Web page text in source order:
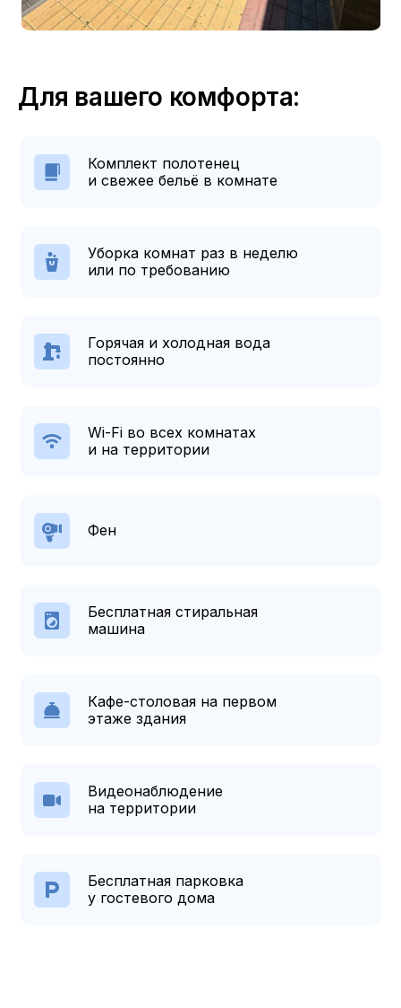
Для вашего комфорта:
Бесплатная парковка
у гостевого дома
Бесплатная стиральная
машина
Фен
Кафе-столовая на первом
этаже здания
Wi-Fi во всех комнатах
и на территории
Горячая и холодная вода
постоянно
Комплект полотенец
и свежее бельё в комнате
Уборка комнат раз в неделю
или по требованию
Видеонаблюдение
на территории